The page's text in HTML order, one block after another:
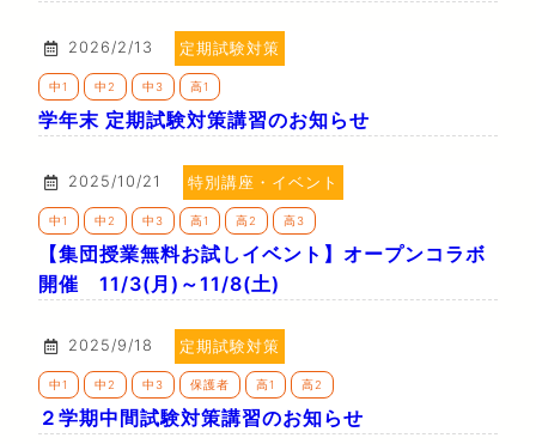
2026/2/13 定期試験対策
中1 中2 中3 高1
学年末 定期試験対策講習のお知らせ
2025/10/21 特別講座・イベント
中1 中2 中3 高1 高2 高3
【集団授業無料お試しイベント】オープンコラボ
開催 11/3(月)～11/8(土)
2025/9/18 定期試験対策
中1 中2 中3 保護者 高1 高2
２学期中間試験対策講習のお知らせ